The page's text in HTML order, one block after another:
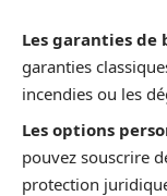
Les garanties de
garanties
incendies ou les
Les options
pouvez souscrire
protection